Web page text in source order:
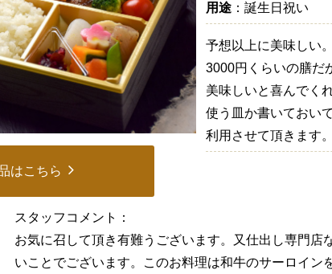
はこちら
用途 ：誕生日祝い
予想以上に美味しい
3000円くらいの膳だ
美味しいと喜んでく
使う皿か書いておい
利用させて頂きます。
スタッフコメント：
お気に召して頂き有難うございます。又仕出し専門店
いことでございます。このお料理は和牛のサーロイン